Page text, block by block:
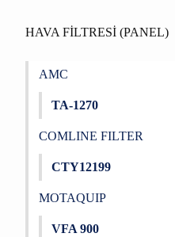
HAVA FİLTRESİ (PANEL)
AMC
TA-1270
COMLINE FILTER
CTY12199
MOTAQUIP
VFA 900